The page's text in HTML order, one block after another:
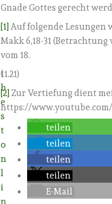
Gnade Gottes gerecht
[1] Auf folgende Lesungen
Makk 6,18-31 (Betrachtung
vom 18.
(
b
e
s
t
o
n
l
i
n
11.21)
[2] Zur Vertiefung dient
https://www.youtube.com/
teilen
teilen
teilen
teilen
E-Mail